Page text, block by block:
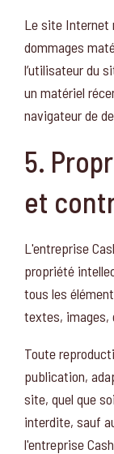
Le site Internet
dommages
l’utilisateur du
un matériel
navigateur de
5.
et
L'entreprise
propriété
tous les
textes, images,
Toute
publication,
site, quel que
interdite, sauf
l'entreprise